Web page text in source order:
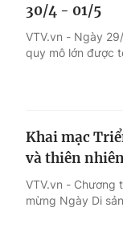
30/4 - 01/5
VTV.vn - Ngày
quy mô lớn được
Khai mạc
và thiên
VTV.vn - Chương
mừng Ngày Di